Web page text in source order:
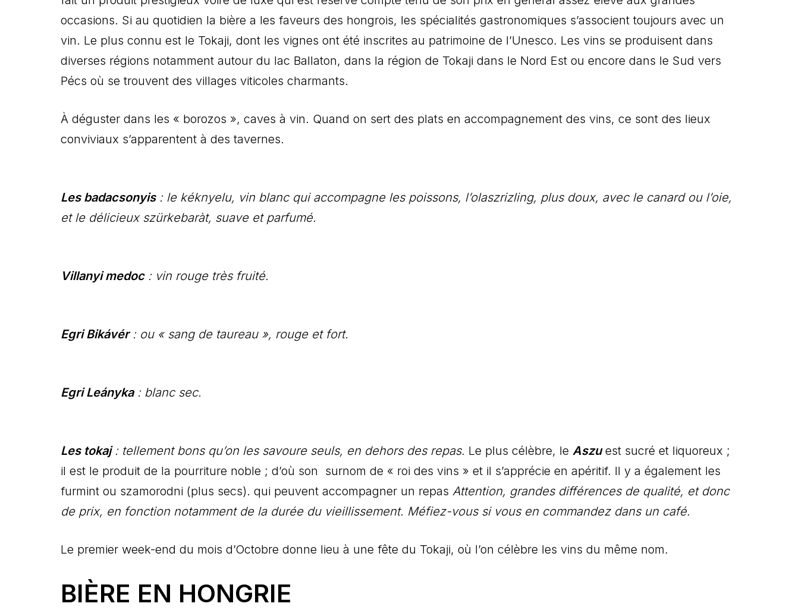
occasions. Si au quotidien la bière a les faveurs des hongrois, les spécialités gastronomiques s’associent toujours avec un
vin. Le plus connu est le Tokaji, dont les vignes ont été inscrites au patrimoine de l’Unesco. Les vins se produisent dans
diverses régions notamment autour du lac Ballaton, dans la région de Tokaji dans le Nord Est ou encore dans le Sud vers
Pécs où se trouvent des villages viticoles charmants.
À déguster dans les « borozos », caves à vin. Quand on sert des plats en accompagnement des vins, ce sont des lieux
conviviaux s’apparentent à des tavernes.
Les badacsonyis: le kéknyelu, vin blanc qui accompagne les poissons, l’olaszrizling, plus doux, avec le canard ou l’oie,
et le délicieux szürkebaràt, suave et parfumé.
Villanyi medoc: vin rouge très fruité.
Egri Bikávér: ou « sang de taureau », rouge et fort.
Egri Leányka: blanc sec.
Les tokaj: tellement bons qu’on les savoure seuls, en dehors des repas. Le plus célèbre, le Aszuest sucré et liquoreux ;
il est le produit de la pourriture noble ; d’où son surnom de « roi des vins » et il s’apprécie en apéritif. Il y a également les
furmint ou szamorodni (plus secs). qui peuvent accompagner un repas Attention, grandes différences de qualité, et donc
de prix, en fonction notamment de la durée du vieillissement. Méfiez-vous si vous en commandez dans un café.
Le premier week-end du mois d’Octobre donne lieu à une fête du Tokaji, où l’on célèbre les vins du même nom.
BIÈRE EN HONGRIE